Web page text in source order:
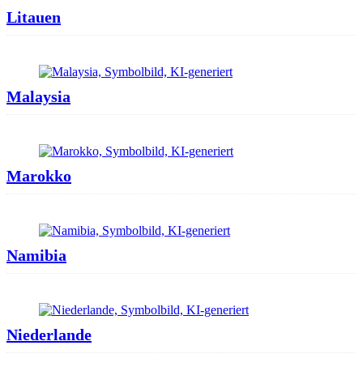
Litauen
Malaysia
Marokko
Namibia
Niederlande